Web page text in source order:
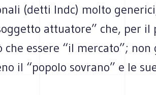
(detti Indc) molto
attuatore” che, per il
essere “il mercato”;
il “popolo sovrano” e le